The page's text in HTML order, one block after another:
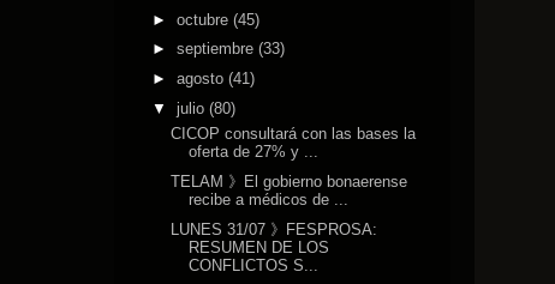
► octubre (45)
► septiembre (33)
► agosto (41)
▼ julio (80)
CICOP consultará con las bases la
oferta de 27% y ...
TELAM 》El gobierno bonaerense
recibe a médicos de ...
LUNES 31/07 》FESPROSA:
RESUMEN DE LOS
CONFLICTOS S...